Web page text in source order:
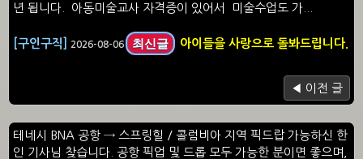
년 됩니다. 아동미술교사 자격증이 있어서 미술수업도 가...
[구인구직] 2026-08-06 최신글 아이들을 사랑으로 돌봐드립니다.
◀ 이전 글
테네시 BNA 공항 → 스프링힐 / 콜럼비아 지역 픽드랍 가능하신 한
인 기사님 찾습니다. 공항 픽업 및 드롭 모두 가능한 분이면 좋으며,